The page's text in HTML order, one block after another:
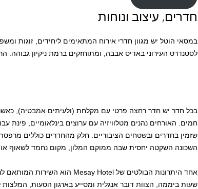
חדרים, עיצוב ונוחות
במסאי הוטל יש מגוון חדרי אירוח המתאימים ליחידים, זוגות
לסטנדרט העירוני באדיס אבבה, ומתוחזקים ברמת ניקיון גבוהה.
בכל חדר יש חדר רחצה פרטי עם מקלחת (ולעיתים אמבטיה),
חמים. האורחים נהנים מטלוויזיה עם ערוצים בינלאומיים, פינת
שזמין בחדרים ובשטחים הציבוריים. חלק מהחדרים כוללים
השכונה השקטה יחסית שבה ממוקם המלון, מקום נחמד לשאוף
שעות ביממה, הצוות דובר אנגלית ומסייע בארגון הסעות, המלצות